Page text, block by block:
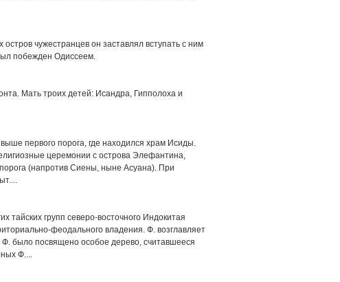
чужестранцев он заставлял вступать с ним
побежден Одиссеем.
Мать троих детей: Исандра, Гипполоха и
первого порога, где находился храм Исиды.
церемонии с острова Элефантина,
(напротив Сиены, ныне Асуана). При
тайских групп северо-восточного Индокитая
феодального владения. Ф. возглавляет
было посвящено особое дерево, считавшееся
Ф....